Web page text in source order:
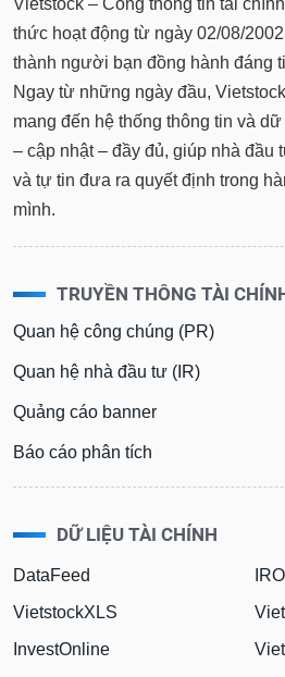
thức hoạt động từ ngày 02/08/
thành người bạn đồng hành đáng
Ngay từ những ngày đầu,
mang đến hệ thống thông tin và
– cập nhật – đầy đủ, giúp nhà đầu
và tự tin đưa ra quyết định trong
mình.
TRUYỀN THÔNG TÀI
Quan hệ công chúng (PR)
Quan hệ nhà đầu tư (IR)
Quảng cáo banner
Báo cáo phân tích
DỮ LIỆU TÀI CHÍNH
DataFeed
VietstockXLS
InvestOnline